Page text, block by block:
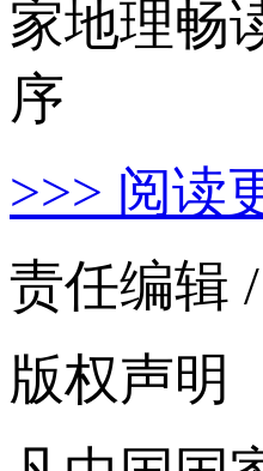
>>> 阅读
责任编辑 /
版权声明